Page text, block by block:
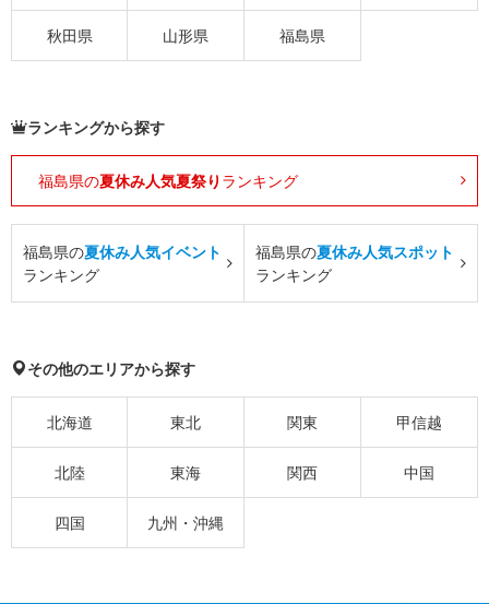
秋田県 山形県 福島県
ランキングから探す
福島県の夏休み人気夏祭り ランキング
福島県の夏休み人気イベント
ランキング
福島県の夏休み人気スポット
ランキング
その他のエリアから探す
北海道 東北 関東 甲信越
北陸 東海 関西 中国
四国 九州・沖縄